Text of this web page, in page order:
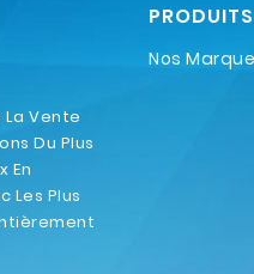
La Vente
Du Plus
En
Les Plus
PRODUITS
Nos